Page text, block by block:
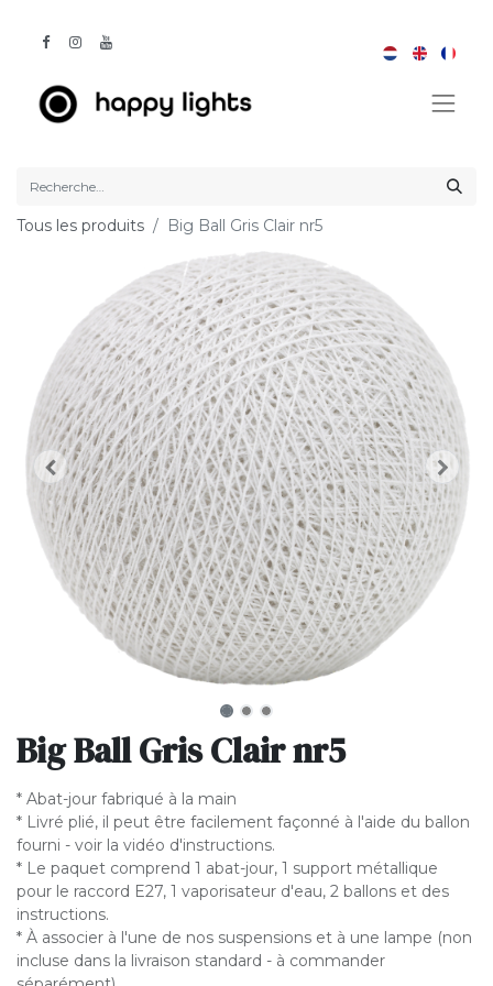
Tous les produits Big Ball Gris Clair nr5
Big Ball Gris Clair nr5
* Abat-jour fabriqué à la main
* Livré plié, il peut être facilement façonné à l'aide du ballon
fourni - voir la vidéo d'instructions.
* Le paquet comprend 1 abat-jour, 1 support métallique
pour le raccord E27, 1 vaporisateur d'eau, 2 ballons et des
instructions.
* À associer à l'une de nos suspensions et à une lampe (non
incluse dans la livraison standard - à commander